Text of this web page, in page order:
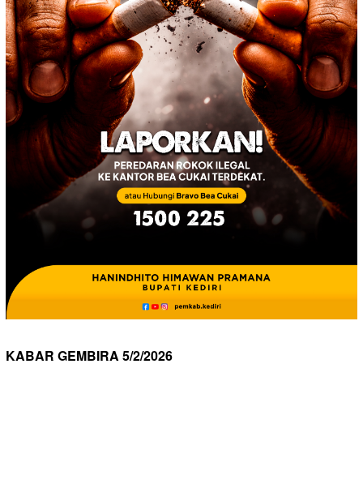
KABAR GEMBIRA 5/2/2026